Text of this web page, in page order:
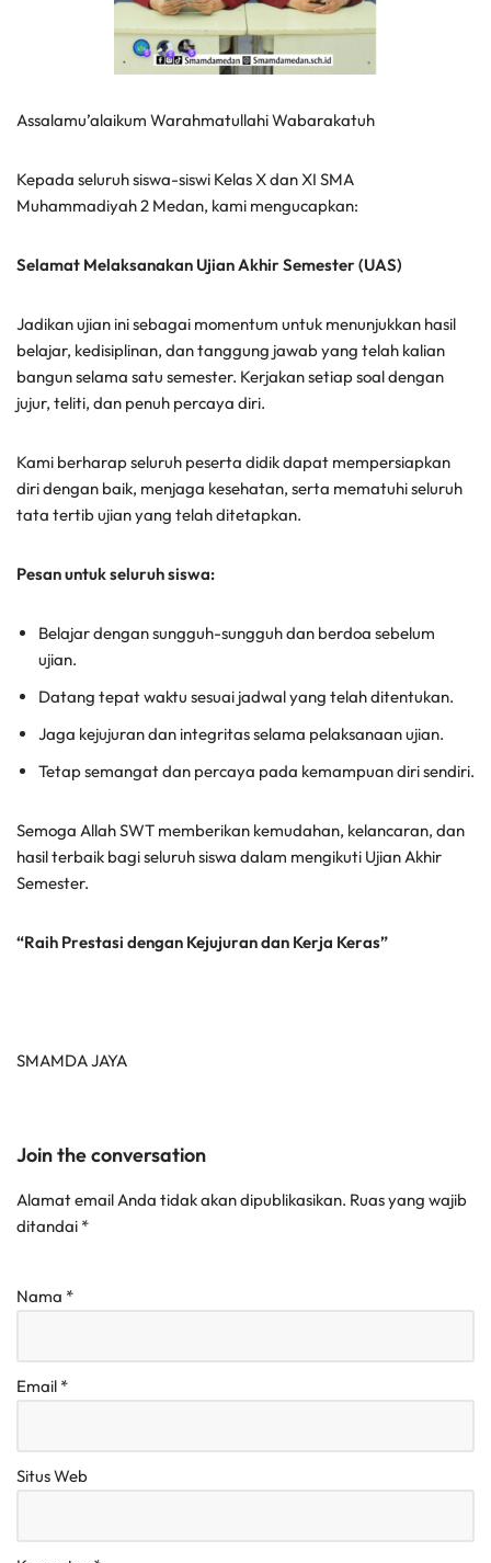
Assalamu’alaikum Warahmatullahi Wabarakatuh
Kepada seluruh siswa-siswi Kelas X dan XI SMA
Muhammadiyah 2 Medan, kami mengucapkan:
Selamat Melaksanakan Ujian Akhir Semester (UAS)
Jadikan ujian ini sebagai momentum untuk menunjukkan hasil
belajar, kedisiplinan, dan tanggung jawab yang telah kalian
bangun selama satu semester. Kerjakan setiap soal dengan
jujur, teliti, dan penuh percaya diri.
Kami berharap seluruh peserta didik dapat mempersiapkan
diri dengan baik, menjaga kesehatan, serta mematuhi seluruh
tata tertib ujian yang telah ditetapkan.
Pesan untuk seluruh siswa:
Belajar dengan sungguh-sungguh dan berdoa sebelum
ujian.
Datang tepat waktu sesuai jadwal yang telah ditentukan.
Jaga kejujuran dan integritas selama pelaksanaan ujian.
Tetap semangat dan percaya pada kemampuan diri sendiri.
Semoga Allah SWT memberikan kemudahan, kelancaran, dan
hasil terbaik bagi seluruh siswa dalam mengikuti Ujian Akhir
Semester.
“Raih Prestasi dengan Kejujuran dan Kerja Keras”
SMAMDA JAYA
Join the conversation
Alamat email Anda tidak akan dipublikasikan. Ruas yang wajib
ditandai *
Nama *
Email *
Situs Web